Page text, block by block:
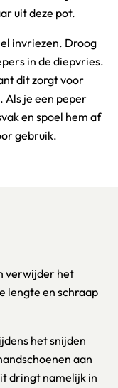
uit deze pot.
invriezen. Droog
in de diepvries.
dit zorgt voor
Als je een peper
en spoel hem af
gebruik.
verwijder het
lengte en schraap
het snijden
aan
dringt namelijk in